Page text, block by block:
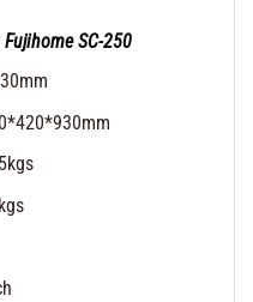
Fujihome SC-250